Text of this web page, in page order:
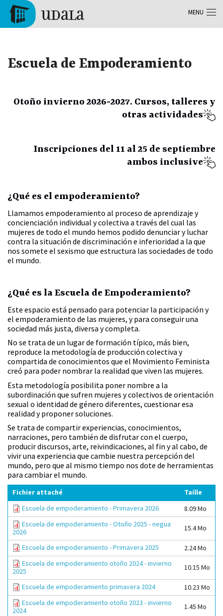
Aller au contenu principal
Escuela de Empoderamiento
Otoño invierno 2026-2027. Cursos, talleres y
otras actividades
Inscripciones del 11 al 25 de septiembre
ambos inclusive
¿Qué es el empoderamiento?
Llamamos empoderamiento al proceso de aprendizaje y
concienciación individual y colectiva a través del cual las
mujeres de todo el mundo hemos podido denunciar y luchar
contra la situación de discriminación e inferioridad a la que
nos somete el sexismo que estructura las sociedades de todo
el mundo.
¿Qué es la Escuela de Empoderamiento?
Este espacio está pensado para potenciar la participación y
el empoderamiento de las mujeres, y para conseguir una
sociedad más justa, diversa y completa.
No se trata de un lugar de formación típico, más bien,
reproduce la metodología de producción colectiva y
compartida de conocimientos que el Movimiento Feminista
creó para poder nombrar la realidad que viven las mujeres.
Esta metodología posibilita poner nombre a la
subordinación que sufren mujeres y colectivos de orientación
sexual o identidad de género diferentes, cuestionar esa
realidad y proponer soluciones.
Se trata de compartir experiencias, conocimientos,
narraciones, pero también de disfrutar con el cuerpo,
producir discursos, arte, reivindicaciones, al fin y al cabo, de
vivir una experiencia que cambie nuestra percepción del
mundo, pero que al mismo tiempo nos dote de herramientas
para cambiar el mundo.
Fichier attaché
Taille
Escuela de empoderamiento - Primavera 2026
8.09 Mo
Escuela de empoderamiento - Otoño 2025 - negua
2026
15.4 Mo
Escuela de empoderamiento - Primavera 2025
2.24 Mo
Escuela de empoderamiento otoño 2024 - invierno
2025
10.15 Mo
Escuela de empoderamiento primavera 2024
10.23 Mo
Escuela de empoderamiento otoño 2023 - invierno
2024
1.45 Mo
MENU